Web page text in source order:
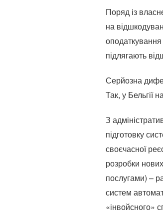
Поряд із
на
підлягають
Серйозна
Так, у Бельгії
З
підготовку
своєчасної
розробки
послугами) –
систем
«інвойсного»